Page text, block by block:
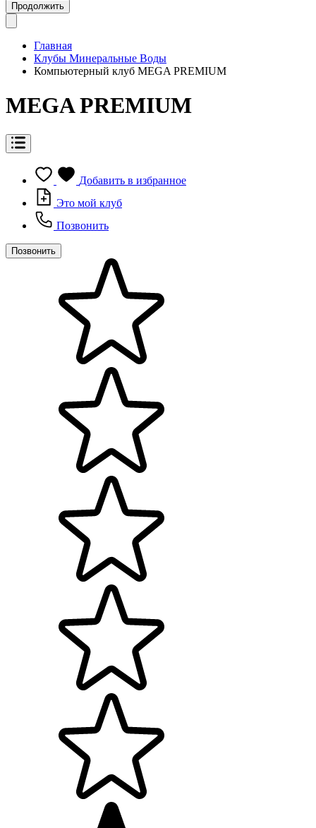
Продолжить
Главная
Клубы Минеральные Воды
Компьютерный клуб MEGA PREMIUM
MEGA PREMIUM
Добавить в избранное
Это мой клуб
Позвонить
Позвонить